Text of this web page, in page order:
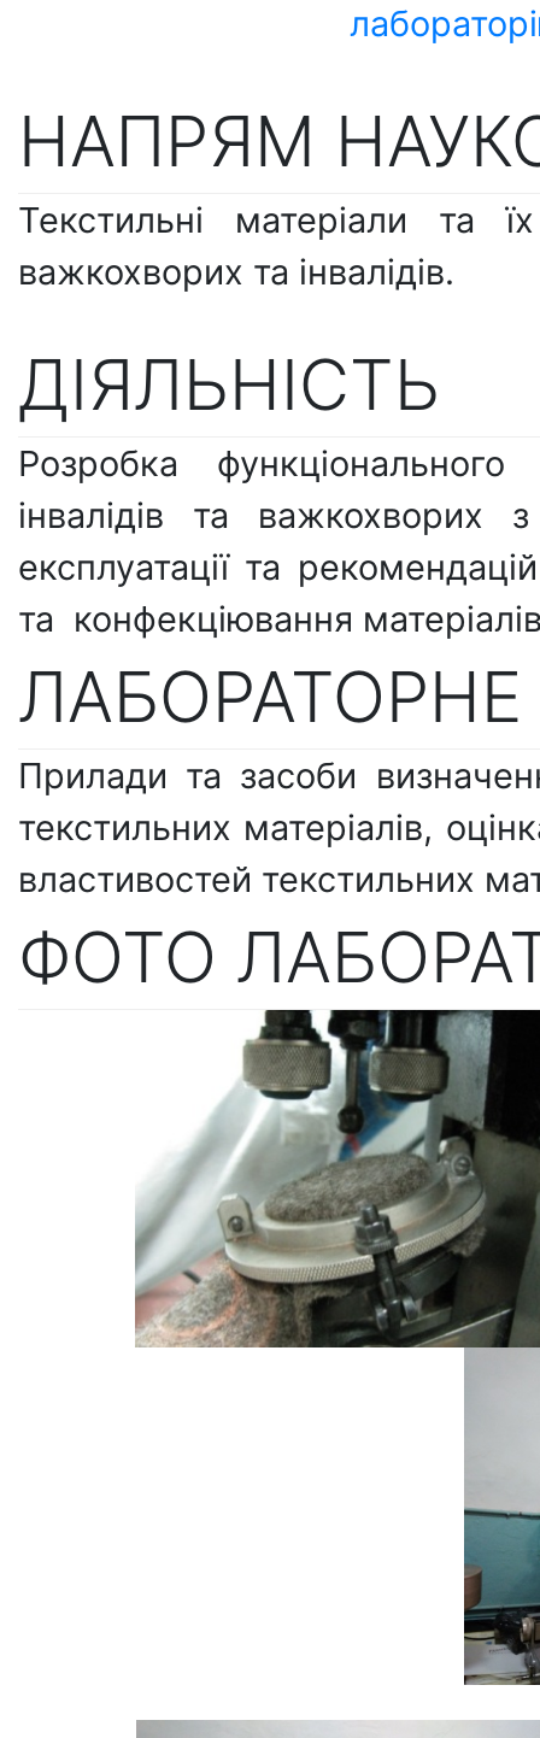
НАПРЯМ
Текстильні матеріали та
важкохворих та інвалідів.
ДІЯЛЬНІСТЬ
Розробка
інвалідів та важкохворих
експлуатації та
та конфекціювання
Прилади та засоби
текстильних матеріалів,
властивостей текстильних
ФОТО